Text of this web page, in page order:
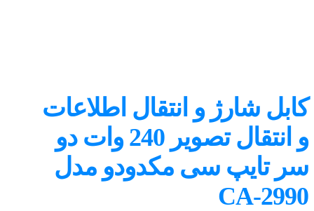
کابل شارژ و انتقال اطلاعات
و انتقال تصویر 240 وات دو
سر تایپ سی مکدودو مدل
CA-2990